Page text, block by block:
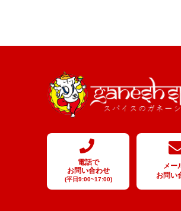
電話で
お問い合わせ
(平日9:00~17:00)
メー
お問い